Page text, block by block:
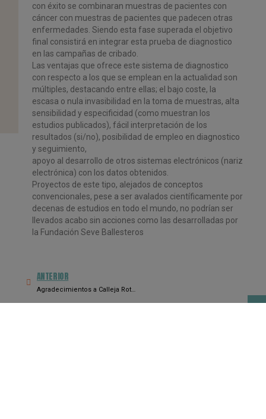
con éxito se combinaran muestras de pacientes con
cáncer con muestras de pacientes que padecen otras
enfermedades. Siendo esta fase superada el objetivo
final consistirá en integrar esta prueba de diagnostico
en las campañas de cribado
Las ventajas que ofrece este sistema de diagnostico
con respecto a los que se emplean en la actualidad son
múltiples, destacando entre ellas; el bajo coste, la
escasa o nula invasibilidad en la toma de muestras, alta
sensibilidad y especificidad (como muestran los
estudios publicados), fácil interpretación de los
resultados (si/no), posibilidad de empleo en diagnostico
y seguimiento,
apoyo al desarrollo de otros sistemas electrónicos (nariz
electrónica) con los datos obtenidos.
Proyectos de este tipo, alejados de conceptos
convencionales, pese a ser avalados científicamente por
decenas de estudios en todo el mundo, no podrían ser
llevados acabo sin acciones como las desarrolladas por
la Fundación Seve Ballesteros
ANTERIOR
Agradecimientos a Calleja Rotulación Aerografía S.L. su generosidad al decorarla con tanto cariño